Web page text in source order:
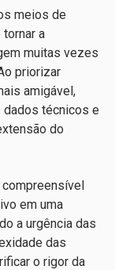
meios de
a
muitas vezes
priorizar
amigável,
técnicos e
do
compreensível
em uma
a urgência das
das
o rigor da